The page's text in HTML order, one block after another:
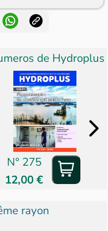
de Hydroplus
N° 275
12,00 €
rayon